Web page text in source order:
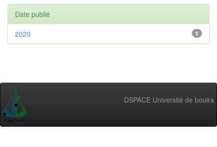
Date publié
1
2020
DSPACE Université de bouira